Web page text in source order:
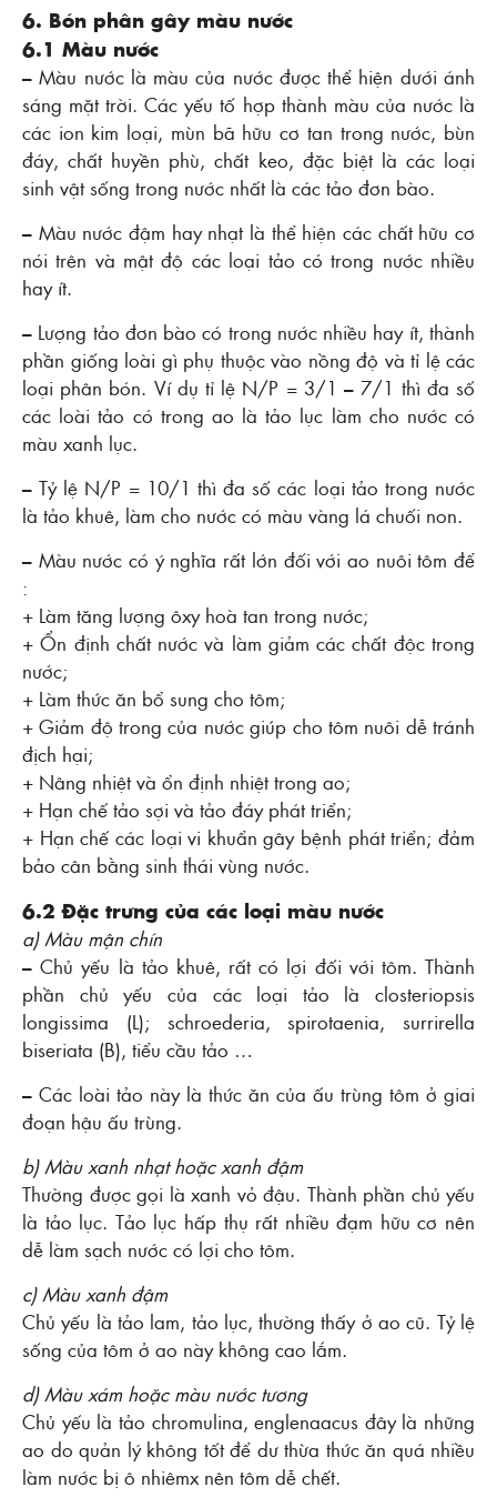
6. Bón phân gây màu nước
6.1 Màu nước
– Màu nước là màu của nước được thể hiện dưới ánh
sáng mặt trời. Các yếu tố hợp thành màu của nước là
các ion kim loại, mùn bã hữu cơ tan trong nước, bùn
đáy, chất huyền phù, chất keo, đặc biệt là các loại
sinh vật sống trong nước nhất là các tảo đơn bào.
– Màu nước đậm hay nhạt là thể hiện các chất hữu cơ
nói trên và mật độ các loại tảo có trong nước nhiều
hay ít.
– Lượng tảo đơn bào có trong nước nhiều hay ít, thành
phần giống loài gì phụ thuộc vào nồng độ và tỉ lệ các
loại phân bón. Ví dụ tỉ lệ N/P = 3/1 – 7/1 thì đa số
các loài tảo có trong ao là tảo lục làm cho nước có
màu xanh lục.
– Tỷ lệ N/P = 10/1 thì đa số các loại tảo trong nước
là tảo khuê, làm cho nước có màu vàng lá chuối non.
– Màu nước có ý nghĩa rất lớn đối với ao nuôi tôm để
:
+ Làm tăng lượng ôxy hoà tan trong nước;
+ Ổn định chất nước và làm giảm các chất độc trong
nước;
+ Làm thức ăn bổ sung cho tôm;
+ Giảm độ trong của nước giúp cho tôm nuôi dễ tránh
địch hại;
+ Nâng nhiệt và ổn định nhiệt trong ao;
+ Hạn chế tảo sợi và tảo đáy phát triển;
+ Hạn chế các loại vi khuẩn gây bệnh phát triển; đảm
bảo cân bằng sinh thái vùng nước.
6.2 Ðặc trưng của các loại màu nước
a) Màu mận chín
– Chủ yếu là tảo khuê, rất có lợi đối với tôm. Thành
phần chủ yếu của các loại tảo là closteriopsis
longissima (L); schroederia, spirotaenia, surrirella
biseriata (B), tiểu cầu tảo …
– Các loài tảo này là thức ăn của ấu trùng tôm ở giai
đoạn hậu ấu trùng.
b) Màu xanh nhạt hoặc xanh đậm
Thường được gọi là xanh vỏ đậu. Thành phần chủ yếu
là tảo lục. Tảo lục hấp thụ rất nhiều đạm hữu cơ nên
dễ làm sạch nước có lợi cho tôm.
c) Màu xanh đậm
Chủ yếu là tảo lam, tảo lục, thường thấy ở ao cũ. Tỷ lệ
sống của tôm ở ao này không cao lắm.
d) Màu xám hoặc màu nước tương
Chủ yếu là tảo chromulina, englenaacus đây là những
ao do quản lý không tốt để dư thừa thức ăn quá nhiều
làm nước bị ô nhiêmx nên tôm dễ chết.